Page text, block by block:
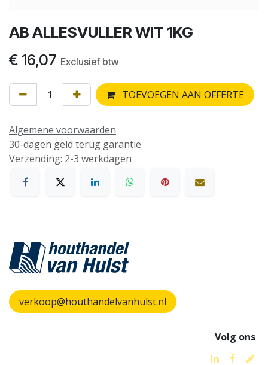
AB ALLESVULLER WIT 1KG
€ 16,07 Exclusief btw
TOEVOEGEN AAN OFFERTE
Algemene voorwaarden
30-dagen geld terug garantie
Verzending: 2-3 werkdagen
verkoop@houthandelvanhulst.nl
Volg ons